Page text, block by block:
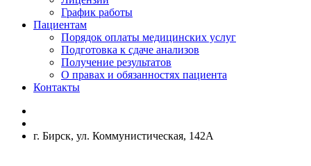
График работы
Пациентам
Порядок оплаты медицинских услуг
Подготовка к сдаче анализов
Получение результатов
О правах и обязанностях пациента
Контакты
г. Бирск, ул. Коммунистическая, 142А